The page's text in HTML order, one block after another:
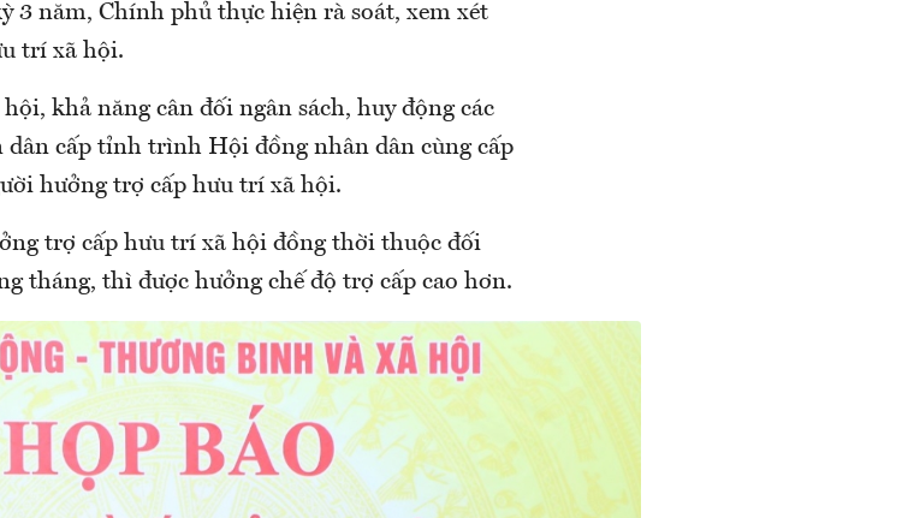
năm, Chính phủ thực hiện rà soát, xem xét
trí xã hội.
khả năng cân đối ngân sách, huy động các
dân cấp tỉnh trình Hội đồng nhân dân cùng cấp
hưởng trợ cấp hưu trí xã hội.
trợ cấp hưu trí xã hội đồng thời thuộc đối
tháng, thì được hưởng chế độ trợ cấp cao hơn.